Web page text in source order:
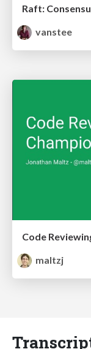
Raft:
vanstee
Code
maltzj